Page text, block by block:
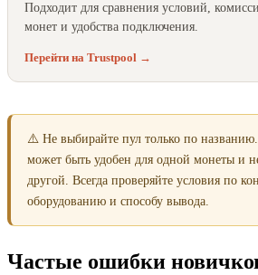
Подходит для сравнения условий,
монет и удобства подключения.
Перейти на Trustpool →
⚠️ Не выбирайте пул только по
может быть удобен для одной монеты и
другой. Всегда проверяйте условия по
оборудованию и способу вывода.
Частые ошибки